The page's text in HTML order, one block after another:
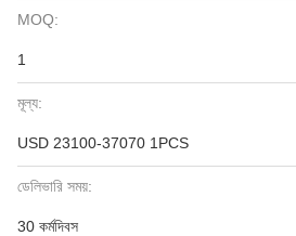
MOQ:
1
মূল্য:
USD 23100-37070 1PCS
ডেলিভারি সময়:
30 কর্মদিবস